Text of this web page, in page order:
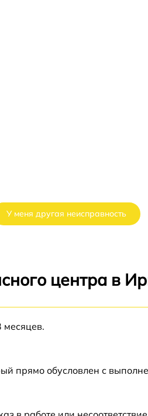
У меня другая неисправность
центра в
месяцев.
прямо обусловлен с